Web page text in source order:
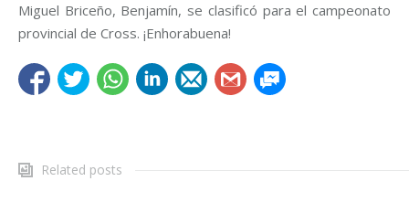
Miguel Briceño, Benjamín, se clasificó para el campeonato
provincial de Cross. ¡Enhorabuena!
Related posts